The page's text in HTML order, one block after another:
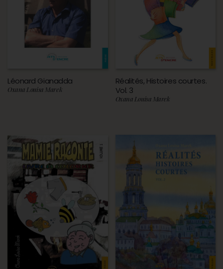
Léonard Gianadda
Oxana Louisa Marek
Réalités, Histoires courtes.
Vol. 3
Oxana Louisa Marek